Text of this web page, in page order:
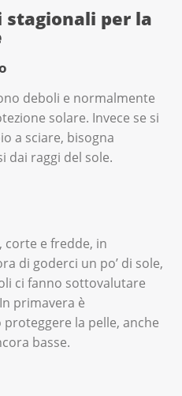
stagionali per la
deboli e normalmente
solare. Invece se si
a sciare, bisogna
dai raggi del sole.
corte e fredde, in
di goderci un po’ di sole,
ci fanno sottovalutare
primavera è
la pelle, anche
basse.